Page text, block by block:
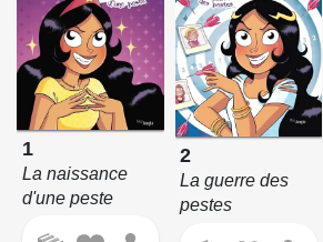
1
La naissance
d'une peste
2
La guerre des
pestes